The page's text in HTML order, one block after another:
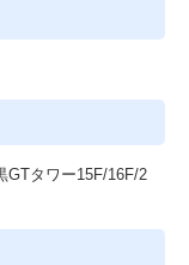
GTタワー15F/16F/2